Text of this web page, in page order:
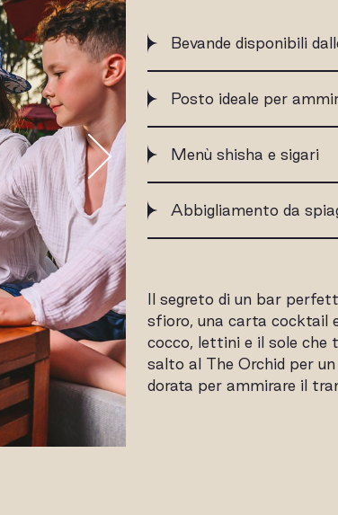
Bevande disponibili
Posto ideale per
Menù shisha e sigari
Abbigliamento da
Il segreto di un bar
sfioro, una carta cocktail
cocco, lettini e il sole che
salto al The Orchid per
dorata per ammirare il